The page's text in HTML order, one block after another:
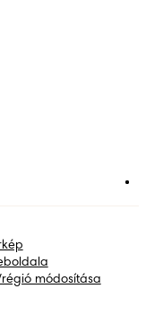
módosítása